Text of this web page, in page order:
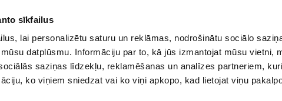
sīkfailus
lai personalizētu saturu un reklāmas, nodrošinātu sociālo
datplūsmu. Informāciju par to, kā jūs izmantojat mūsu vietni,
saziņas līdzekļu, reklamēšanas un analīzes partneriem,
ko viņiem sniedzat vai ko viņi apkopo, kad lietojat viņu